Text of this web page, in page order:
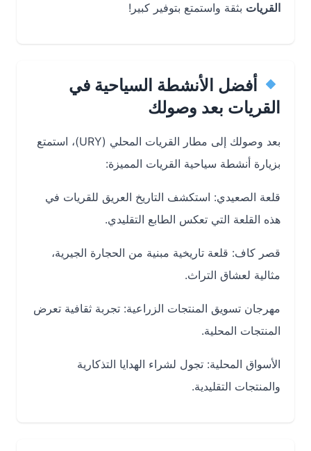
القرياتبثقة واستمتع بتوفير كبير!
أفضل الأنشطة السياحية في
القريات بعد وصولك
بعد وصولك إلى مطار القريات المحلي (URY)، استمتع
بزيارة أنشطة سياحية القريات المميزة:
قلعة الصعيدي: استكشف التاريخ العريق للقريات في
هذه القلعة التي تعكس الطابع التقليدي.
قصر كاف: قلعة تاريخية مبنية من الحجارة الجيرية،
مثالية لعشاق التراث.
مهرجان تسويق المنتجات الزراعية: تجربة ثقافية تعرض
المنتجات المحلية.
الأسواق المحلية: تجول لشراء الهدايا التذكارية
والمنتجات التقليدية.